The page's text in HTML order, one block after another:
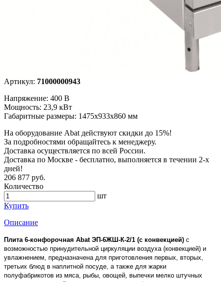
Артикул: 71000000943
Напряжение: 400 В
Мощность: 23,9 кВт
Габаритные размеры: 1475x933x860 мм
На оборудование Abat действуют скидки до 15%!
За подробностями обращайтесь к менеджеру.
Доставка осуществляется по всей России.
Доставка по Москве - бесплатно, выполняется в течении 2-х
дней!
206 877 руб.
Количество
шт
Купить
Описание
Плита 6-конфорочная Abat ЭП-6ЖШ-К-2/1 (с конвекцией) с
возможностью принудительной циркуляции воздуха (конвекцией) и
увлажнением, предназначена для приготовления первых, вторых,
третьих блюд в наплитной посуде, а также для жарки
полуфабрикотов из мяса, рыбы, овощей, выпечки мелко штучных